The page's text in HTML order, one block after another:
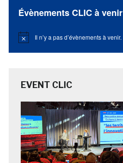
Évènements CLIC à venir
Notice Il n’y a pas d’évènements à venir.
EVENT CLIC